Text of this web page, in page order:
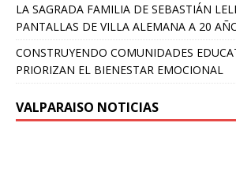
LA SAGRADA FAMILIA DE SEBASTIÁN
PANTALLAS DE VILLA ALEMANA A 20
CONSTRUYENDO COMUNIDADES
PRIORIZAN EL BIENESTAR EMOCIONAL
VALPARAISO NOTICIAS